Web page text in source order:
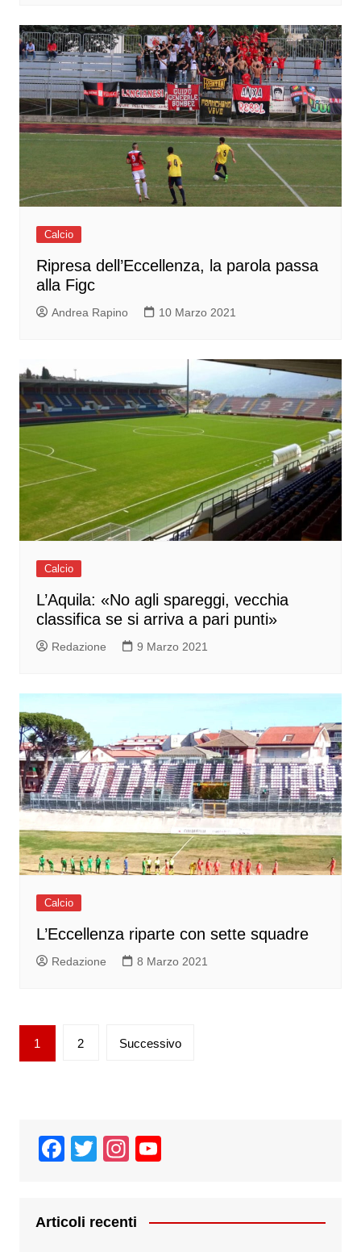
Calcio
Ripresa dell’Eccellenza, la parola passa
alla Figc
Andrea Rapino 10 Marzo 2021
Calcio
L’Aquila: «No agli spareggi, vecchia
classifica se si arriva a pari punti»
Redazione 9 Marzo 2021
Calcio
L’Eccellenza riparte con sette squadre
Redazione 8 Marzo 2021
Paginazione
degli
1 2 Successivo
F
e
T
er
In
gr T
Articoli recenti